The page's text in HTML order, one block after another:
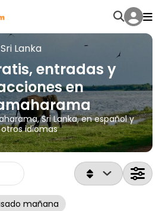
Lanka
entradas y
en
Sri Lanka, en español y
otros idiomas
mañana